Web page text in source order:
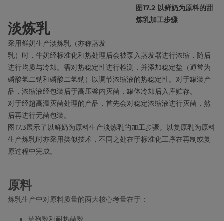
图17.2 以鲜奶为原料的甜
炼乳加工步骤
淡炼乳
采用鲜奶生产淡炼乳（亦称蒸发
乳）时，牛奶经标准化和热处理后会被泵入蒸发器进行浓缩，随后
进行均质与冷却。需对热稳定性进行检测，并添加稳定盐（通常为
磷酸氢二钠和磷酸二氢钠）以调节浓缩液的热稳定性。对于罐装产
品，浓缩液经包装后于高压釜内灭菌，罐体冷却后入库贮存。
对于经超高温灭菌处理的产品，首先会对稳定浓缩液进行灭菌，然
后再进行无菌包装。
图17.3展示了以鲜奶为原料生产淡炼乳的加工步骤。以复原乳为原料
生产炼乳时亦采用类似技术，不同之处在于标准化工序在再制或复
原过程中完成。
原料
炼乳生产中对原料质量的两大核心考量在于：
芽孢数和耐热菌数